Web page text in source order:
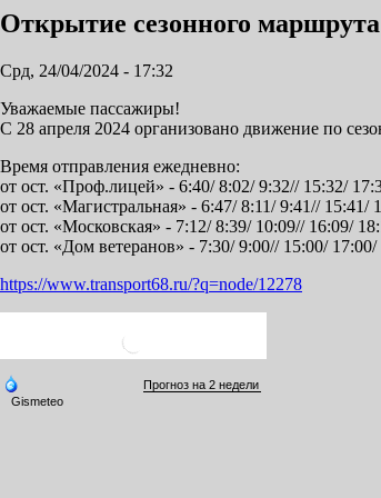
Открытие сезонного
Срд, 24/04/2024 - 17:32
Уважаемые пассажиры!
С 28 апреля 2024 организовано движение по
Время отправления ежедневно:
от ост. «Проф.лицей» - 6:40/ 8:02/ 9:32// 15:32/
от ост. «Магистральная» - 6:47/ 8:11/ 9:41// 15:41/
от ост. «Московская» - 7:12/ 8:39/ 10:09// 16:09/
от ост. «Дом ветеранов» - 7:30/ 9:00// 15:00/ 17:00/
https://www.transport68.ru/?q=node/12278